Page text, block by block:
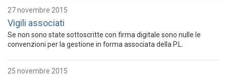
27 novembre 2015
Vigili associati
Se non sono state sottoscritte con firma digitale sono nulle le
convenzioni per la gestione in forma associata della P.L.
25 novembre 2015